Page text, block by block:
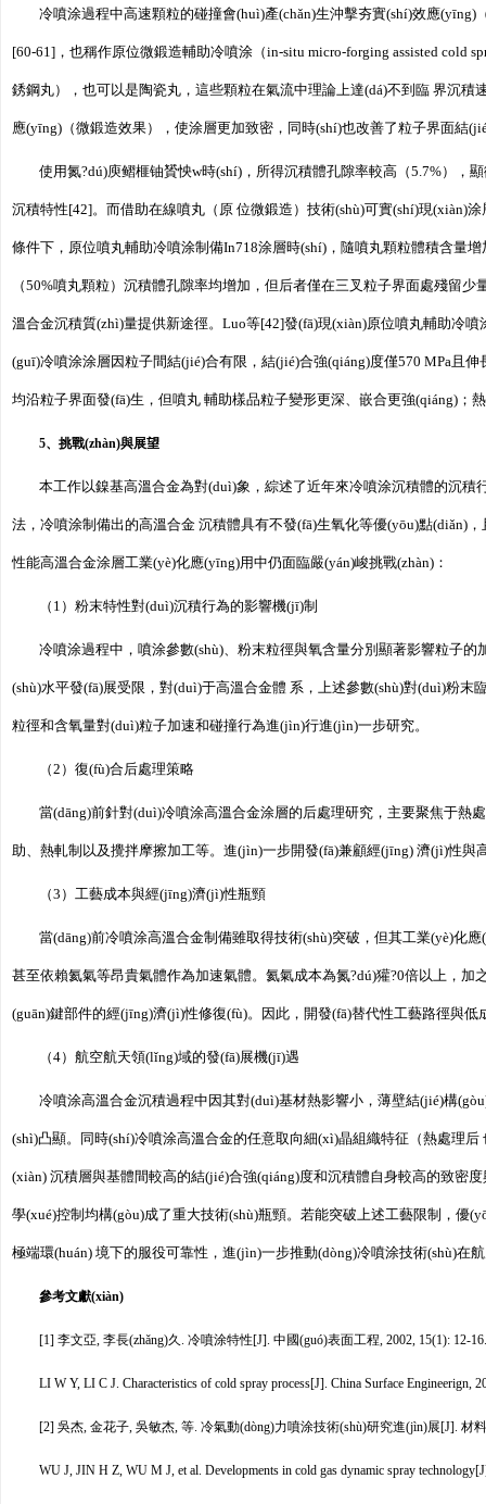
冷噴涂過程中高速顆粒的碰撞會(huì)產(chǎn)生沖擊夯實(shí)效應
[60-61]，也稱作原位微鍛造輔助冷噴涂（in-situ micro-forging assisted
銹鋼丸），也可以是陶瓷丸，這些顆粒在氣流中理論上達(dá)不到臨 界沉
應(yīng)（微鍛造效果），使涂層更加致密，同時(shí)也改善了粒子界面結
使用氮?dú)庾鳛榧铀贇怏w時(shí)，所得沉積體孔隙率較高（5.7%），
沉積特性[42]。而借助在線噴丸（原 位微鍛造）技術(shù)可實(shí)現(xiàn)
條件下，原位噴丸輔助冷噴涂制備In718涂層時(shí)，隨噴丸顆粒體積含量
（50%噴丸顆粒）沉積體孔隙率均增加，但后者僅在三叉粒子界面處殘留
溫合金沉積質(zhì)量提供新途徑。Luo等[42]發(fā)現(xiàn)原位噴丸輔助冷
(guī)冷噴涂涂層因粒子間結(jié)合有限，結(jié)合強(qiáng)度僅570 MPa且
均沿粒子界面發(fā)生，但噴丸 輔助樣品粒子變形更深、嵌合更強(qiáng)
5、挑戰(zhàn)與展望
本工作以鎳基高溫合金為對(duì)象，綜述了近年來冷噴涂沉積體的沉
法，冷噴涂制備出的高溫合金 沉積體具有不發(fā)生氧化等優(yōu)點(diǎn)
性能高溫合金涂層工業(yè)化應(yīng)用中仍面臨嚴(yán)峻挑戰(zhàn)：
（1）粉末特性對(duì)沉積行為的影響機(jī)制
冷噴涂過程中，噴涂參數(shù)、粉末粒徑與氧含量分別顯著影響粒子
(shù)水平發(fā)展受限，對(duì)于高溫合金體 系，上述參數(shù)對(duì)粉
粒徑和含氧量對(duì)粒子加速和碰撞行為進(jìn)行進(jìn)一步研究。
（2）復(fù)合后處理策略
當(dāng)前針對(duì)冷噴涂高溫合金涂層的后處理研究，主要聚焦于熱
助、熱軋制以及攪拌摩擦加工等。進(jìn)一步開發(fā)兼顧經(jīng) 濟(jì)性
（3）工藝成本與經(jīng)濟(jì)性瓶頸
當(dāng)前冷噴涂高溫合金制備雖取得技術(shù)突破，但其工業(yè)化
甚至依賴氦氣等昂貴氣體作為加速氣體。氦氣成本為氮?dú)獾?0倍以上，
(guān)鍵部件的經(jīng)濟(jì)性修復(fù)。因此，開發(fā)替代性工藝路徑與低
（4）航空航天領(lǐng)域的發(fā)展機(jī)遇
冷噴涂高溫合金沉積過程中因其對(duì)基材熱影響小，薄壁結(jié)構
(shì)凸顯。同時(shí)冷噴涂高溫合金的任意取向細(xì)晶組織特征（熱處理
(xiàn) 沉積層與基體間較高的結(jié)合強(qiáng)度和沉積體自身較高的致密
學(xué)控制均構(gòu)成了重大技術(shù)瓶頸。若能突破上述工藝限制，優
極端環(huán) 境下的服役可靠性，進(jìn)一步推動(dòng)冷噴涂技術(shù)在
參考文獻(xiàn)
[1] 李文亞, 李長(zhǎng)久. 冷噴涂特性[J]. 中國(guó)表面工程, 2002, 15(1): 12-
LI W Y, LI C J. Characteristics of cold spray process[J]. China Surface Engineerign,
[2] 吳杰, 金花子, 吳敏杰, 等. 冷氣動(dòng)力噴涂技術(shù)研究進(jìn)展[J]. 材料
WU J, JIN H Z, WU M J, et al. Developments in cold gas dynamic spray